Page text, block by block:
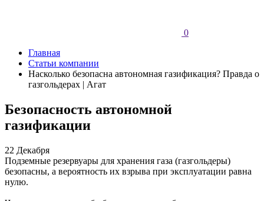
0
Главная
Статьи компании
Насколько безопасна автономная газификация? Правда о
газгольдерах | Агат
Безопасность автономной
газификации
22 Декабря
Подземные резервуары для хранения газа (газгольдеры)
безопасны, а вероятность их взрыва при эксплуатации равна
нулю.